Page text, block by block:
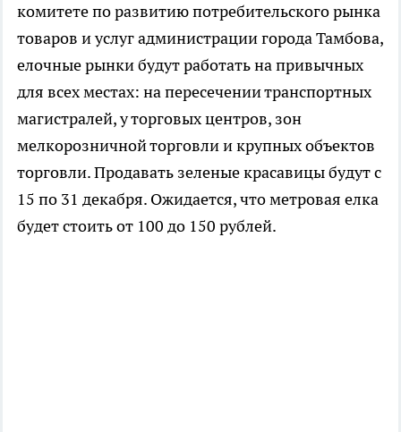
комитете по развитию потребительского рынка
товаров и услуг администрации города Тамбова,
елочные рынки будут работать на привычных
для всех местах: на пересечении транспортных
магистралей, у торговых центров, зон
мелкорозничной торговли и крупных объектов
торговли. Продавать зеленые красавицы будут с
15 по 31 декабря. Ожидается, что метровая елка
будет стоить от 100 до 150 рублей.